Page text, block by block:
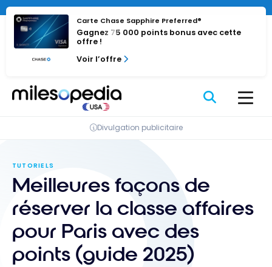
Passer
contenu
Carte Chase Sapphire Preferred®
Gagnez 75 000 points bonus avec cette
offre !
Voir l’offre
Divulgation publicitaire
TUTORIELS
Meilleures façons de
réserver la classe affaires
pour Paris avec des
points (guide 2025)